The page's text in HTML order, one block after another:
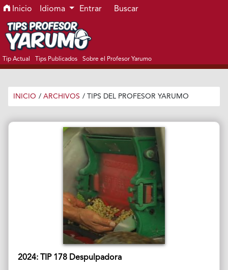
Ir al menú de navegación principal
Ir al contenido principal
Ir al pie de página del sitio
Inicio Idioma Entrar Buscar
Tip Actual Tips Publicados Sobre el Profesor Yarumo
INICIO / ARCHIVOS / TIPS DEL PROFESOR YARUMO
2024: TIP 178 Despulpadora